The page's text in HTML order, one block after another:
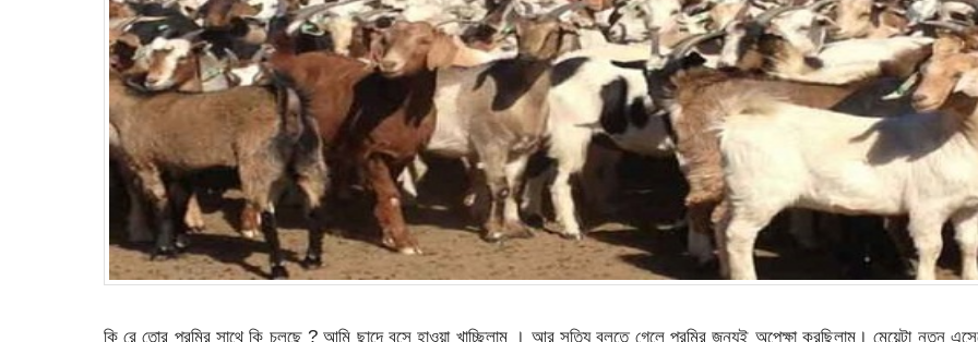
কি রে তোর প্রমির সাথে কি চলছে ? আমি ছাদে বসে হাওয়া খাচ্ছিলাম । আর সত্যি বলতে গেলে প্রমির জন্যই অপেক্ষা করছিলাম। মেয়েটা নতুন